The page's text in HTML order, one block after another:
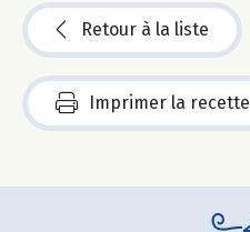
Retour à la liste
Imprimer la recette